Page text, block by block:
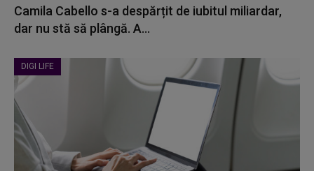
Camila Cabello s-a despărțit de iubitul miliardar,
dar nu stă să plângă. A...
DIGI LIFE